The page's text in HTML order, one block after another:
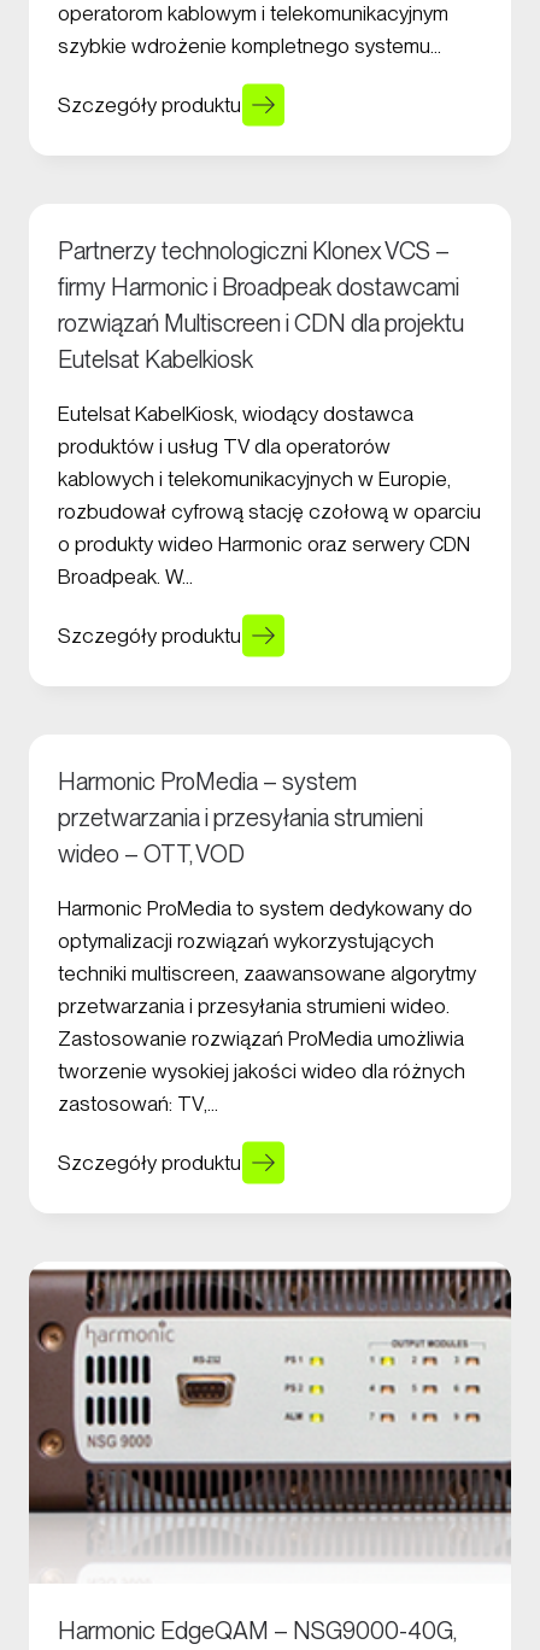
operatorom kablowym i telekomunikacyjnym
szybkie wdrożenie kompletnego systemu…
Szczegóły produktu
Partnerzy technologiczni Klonex VCS –
firmy Harmonic i Broadpeak dostawcami
rozwiązań Multiscreen i CDN dla projektu
Eutelsat Kabelkiosk
Eutelsat KabelKiosk, wiodący dostawca
produktów i usług TV dla operatorów
kablowych i telekomunikacyjnych w Europie,
rozbudował cyfrową stację czołową w oparciu
o produkty wideo Harmonic oraz serwery CDN
Broadpeak. W…
Szczegóły produktu
Harmonic ProMedia – system
przetwarzania i przesyłania strumieni
wideo – OTT, VOD
Harmonic ProMedia to system dedykowany do
optymalizacji rozwiązań wykorzystujących
techniki multiscreen, zaawansowane algorytmy
przetwarzania i przesyłania strumieni wideo.
Zastosowanie rozwiązań ProMedia umożliwia
tworzenie wysokiej jakości wideo dla różnych
zastosowań: TV,…
Szczegóły produktu
Harmonic EdgeQAM – NSG9000-40G,